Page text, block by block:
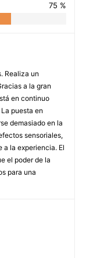
75 %
Realiza un
a la gran
en continuo
puesta en
demasiado en la
sensoriales,
a la experiencia. El
el poder de la
para una